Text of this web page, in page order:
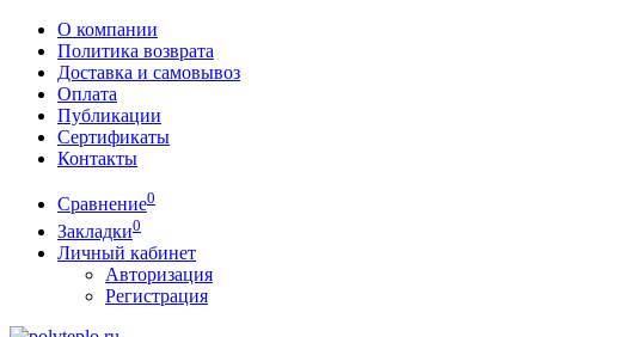
О компании
Политика возврата
Доставка и самовывоз
Оплата
Публикации
Сертификаты
Контакты
Сравнение0
Закладки0
Личный кабинет
Авторизация
Регистрация